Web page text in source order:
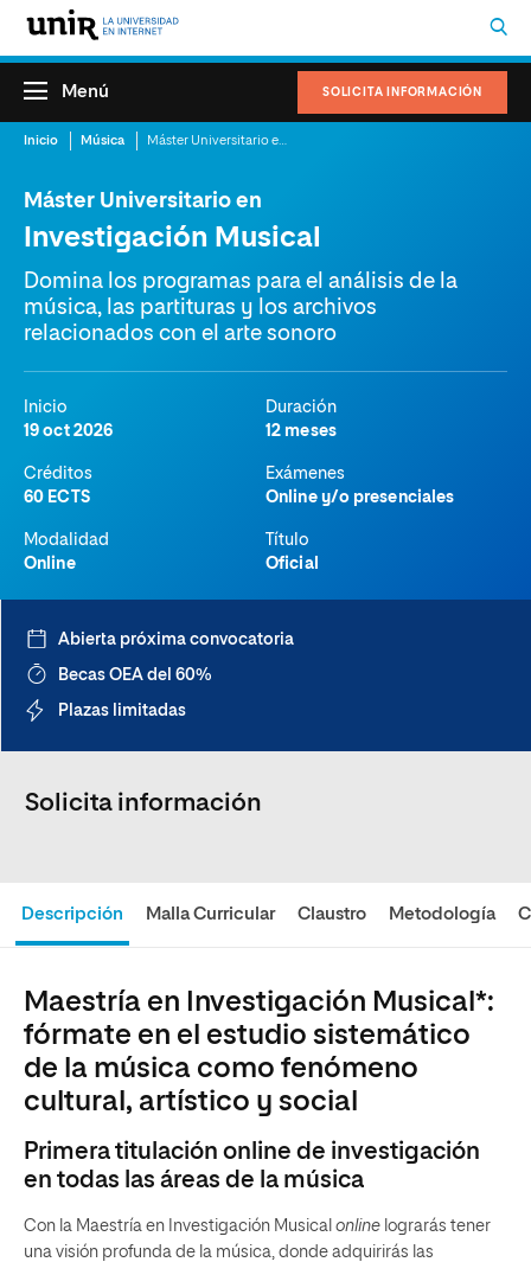
SOLICITA INFORMACIÓN
Menú
Inicio Música
Máster Universitario en
Investigación Musical
Domina los programas para el análisis de la
música, las partituras y los archivos
relacionados con el arte sonoro
Inicio
19 oct 2026
Duración
12 meses
Créditos
60 ECTS
Exámenes
Online y/o presenciales
Modalidad
Online
Título
Oficial
Descripción Malla Curricular Claustro Metodología
Maestría en Investigación Musical*:
fórmate en el estudio sistemático
de la música como fenómeno
cultural, artístico y social
Primera titulación online de investigación
en todas las áreas de la música
Con la Maestría en Investigación Musical online lograrás tener
una visión profunda de la música, donde adquirirás las
Abierta próxima convocatoria
Becas OEA del 60%
Plazas limitadas
Solicita información